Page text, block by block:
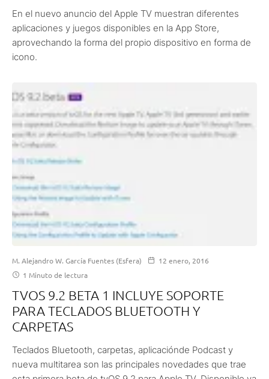
En el nuevo anuncio del Apple TV muestran diferentes
aplicaciones y juegos disponibles en la App Store,
aprovechando la forma del propio dispositivo en forma de
icono.
M. Alejandro W. García Fuentes (Esfera)
12 enero, 2016
1 Minuto de lectura
TVOS 9.2 BETA 1 INCLUYE SOPORTE
PARA TECLADOS BLUETOOTH Y
CARPETAS
Teclados Bluetooth, carpetas, aplicaciónde Podcast y
nueva multitarea son las principales novedades que trae